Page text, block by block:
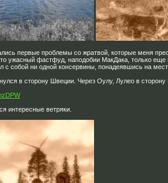
первые проблемы со жратвой, которые меня
ужасный фастфуд, наподобии МакДака, только
с собой ни одной консервины, понадеявшись на
в сторону Швеции. Через Оулу, Лулео в сторону
интересные ветряки.